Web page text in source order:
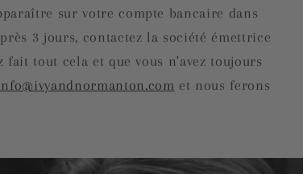
sur votre compte bancaire dans
3 jours, contactez la société émettrice
tout cela et que vous n'avez toujours
et nous ferons